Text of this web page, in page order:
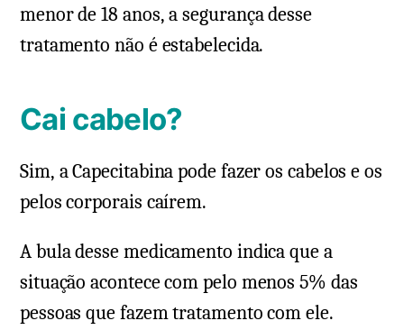
menor de 18 anos, a segurança desse
tratamento não é estabelecida.
Cai cabelo?
Sim, a Capecitabina pode fazer os cabelos e os
pelos corporais caírem.
A bula desse medicamento indica que a
situação acontece com pelo menos 5% das
pessoas que fazem tratamento com ele.